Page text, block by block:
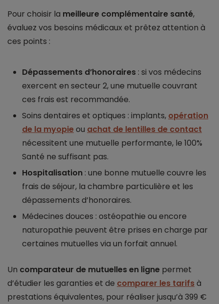
Pour choisir la meilleure complémentaire santé,
évaluez vos besoins médicaux et prêtez attention à
ces points :
Dépassements d’honoraires : si vos médecins
exercent en secteur 2, une mutuelle couvrant
ces frais est recommandée.
Soins dentaires et optiques : implants, opération
de la myopieou achat de lentilles de contact
nécessitent une mutuelle performante, le 100%
Santé ne suffisant pas.
Hospitalisation : une bonne mutuelle couvre les
frais de séjour, la chambre particulière et les
dépassements d’honoraires.
Médecines douces : ostéopathie ou encore
naturopathie peuvent être prises en charge par
certaines mutuelles via un forfait annuel.
Un comparateur de mutuelles en ligne permet
d’étudier les garanties et de comparer les tarifsà
prestations équivalentes, pour réaliser jusqu’à 399 €